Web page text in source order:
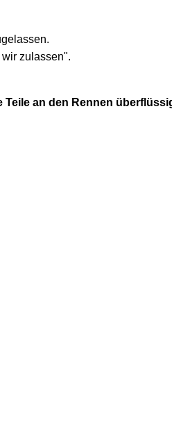
zulassen".
an den Rennen